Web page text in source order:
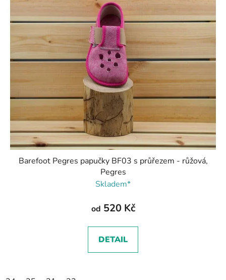
Barefoot Pegres papučky BF03 s průřezem - růžová,
Pegres
Skladem*
od 520 Kč
DETAIL